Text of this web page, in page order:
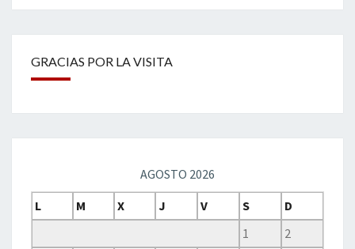
GRACIAS POR LA VISITA
AGOSTO 2026
L
M X J V S
D
1
2